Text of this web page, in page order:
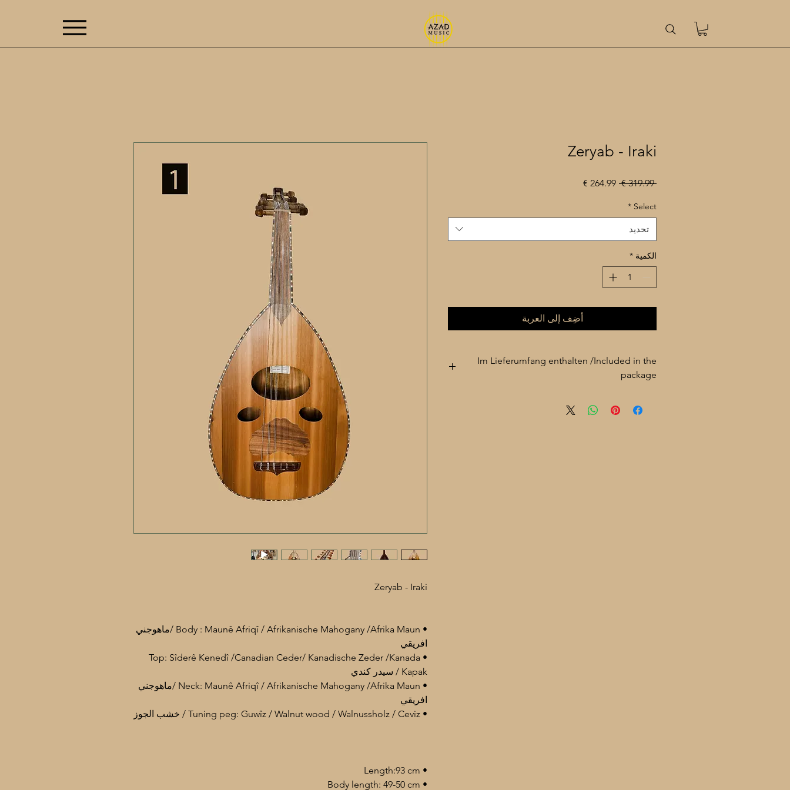
Zeryab - Iraki
• Body : Maunê Afriqî / Afrikanische Mahogany /Afrika Maun /ماهوجني
افريقي
• Top: Sîderê Kenedî /Canadian Ceder/ Kanadische Zeder /Kanada
Kapak / سيدر كندي
• Neck: Maunê Afriqî / Afrikanische Mahogany /Afrika Maun /ماهوجني
افريقي
• Tuning peg: Guwîz / Walnut wood / Walnussholz / Ceviz / خشب الجوز
• Length:93 cm
• Body length: 49-50 cm
Zeryab - Iraki
‏319.99 €
سعر
سعر
Select
*
تحديد
الكمية *
أضِف إلى العربة
Im Lieferumfang enthalten /Included in the
package